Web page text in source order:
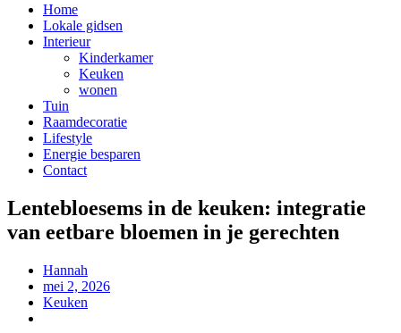
Home
Lokale gidsen
Interieur
Kinderkamer
Keuken
wonen
Tuin
Raamdecoratie
Lifestyle
Energie besparen
Contact
Lentebloesems in de keuken: integratie
van eetbare bloemen in je gerechten
Hannah
mei 2, 2026
Keuken